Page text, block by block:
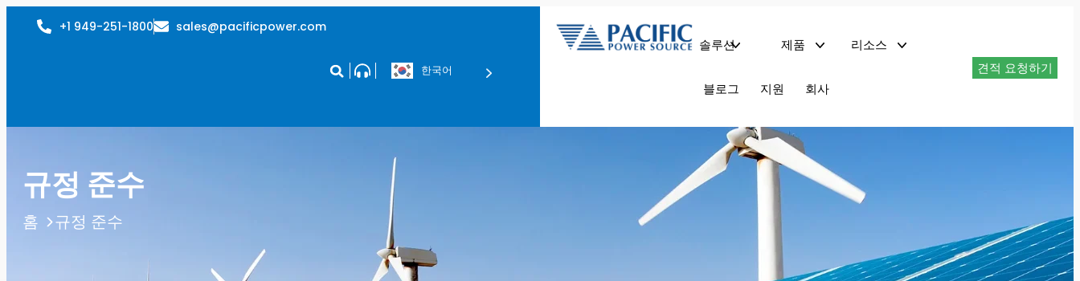
+1 949-251-1800 sales@pacificpower.com
한국어
솔루션 제품 리소스
블로그 지원 회사
견적 요청하기
규정 준수
홈 규정 준수